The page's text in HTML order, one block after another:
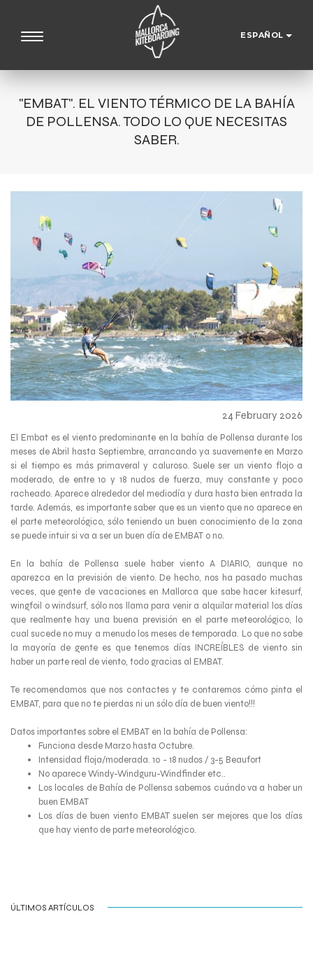
ESPAÑOL
"EMBAT". EL VIENTO TÉRMICO DE LA BAHÍA
DE POLLENSA. TODO LO QUE NECESITAS
SABER.
24 February 2026
El Embat es el viento predominante en la bahía de Pollensa durante los
meses de Abril hasta Septiembre, arrancando ya suavemente en Marzo
si el tiempo es más primaveral y caluroso. Suele ser un viento flojo a
moderado, de entre 10 y 18 nudos de fuerza, muy constante y poco
racheado. Aparece alrededor del mediodía y dura hasta bien entrada la
tarde. Además, es importante saber que es un viento que no aparece en
el parte meteorológico, sólo teniendo un buen conocimiento de la zona
se puede intuir si va a ser un buen día de EMBAT o no.
En la bahía de Pollensa suele haber viento A DIARIO, aunque no
aparezca en la previsión de viento. De hecho, nos ha pasado muchas
veces, que gente de vacaciones en Mallorca que sabe hacer kitesurf,
wingfoil o windsurf, sólo nos llama para venir a alquilar material los días
que realmente hay una buena previsión en el parte meteorológico, lo
cual sucede no muy a menudo los meses de temporada. Lo que no sabe
la mayoría de gente es que tenemos días INCREÍBLES de viento sin
haber un parte real de viento, todo gracias al EMBAT.
Te recomendamos que nos contactes y te contaremos cómo pinta el
EMBAT, para que no te pierdas ni un sólo día de buen viento!!!
Datos importantes sobre el EMBAT en la bahía de Pollensa:
Funciona desde Marzo hasta Octubre.
Intensidad floja/moderada. 10 - 18 nudos / 3-5 Beaufort
No aparece Windy-Windguru-Windfinder etc..
Los locales de Bahía de Pollensa sabemos cuándo va a haber un
buen EMBAT
Los días de buen viento EMBAT suelen ser mejores que los días
que hay viento de parte meteorológico.
ÚLTIMOS ARTÍCULOS